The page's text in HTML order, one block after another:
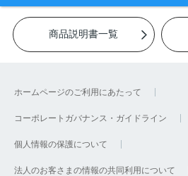
商品説明書一覧
ホームページのご利用にあたって
コーポレートガバナンス・ガイドライン
個人情報の保護について
法人のお客さまの情報の共同利用について